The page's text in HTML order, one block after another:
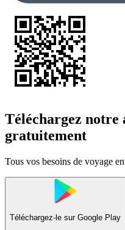
Téléchargez notre
gratuitement
Tous vos besoins de voyage
Téléchargez-le sur Google Play